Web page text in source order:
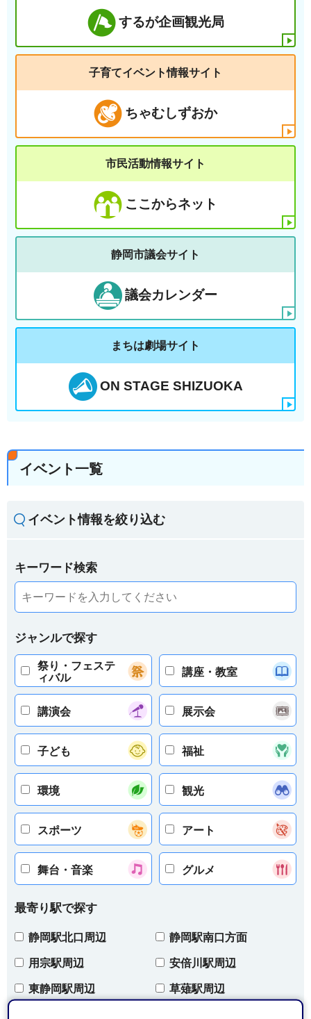
するが企画観光局
子育てイベント情報サイト
ちゃむしずおか
市民活動情報サイト
ここからネット
静岡市議会サイト
議会カレンダー
まちは劇場サイト
ON STAGE SHIZUOKA
イベント一覧
イベント情報を絞り込む
キーワード検索
ジャンルで探す
祭り・フェステ
ィバル
講座・教室
講演会 展示会
子ども 福祉
環境 観光
スポーツ アート
舞台・音楽 グルメ
最寄り駅で探す
静岡駅北口周辺 静岡駅南口方面
用宗駅周辺 安倍川駅周辺
東静岡駅周辺 草薙駅周辺